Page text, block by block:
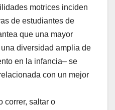
motrices inciden
de estudiantes de
que una mayor
diversidad amplia de
en la infancia– se
con un mejor
correr, saltar o